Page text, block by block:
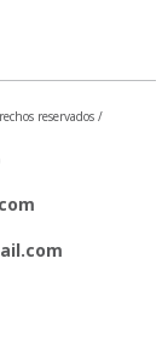
reservados /